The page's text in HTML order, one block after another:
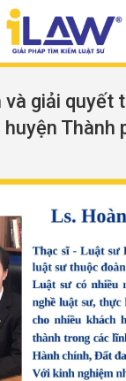
giải quyết
Thành